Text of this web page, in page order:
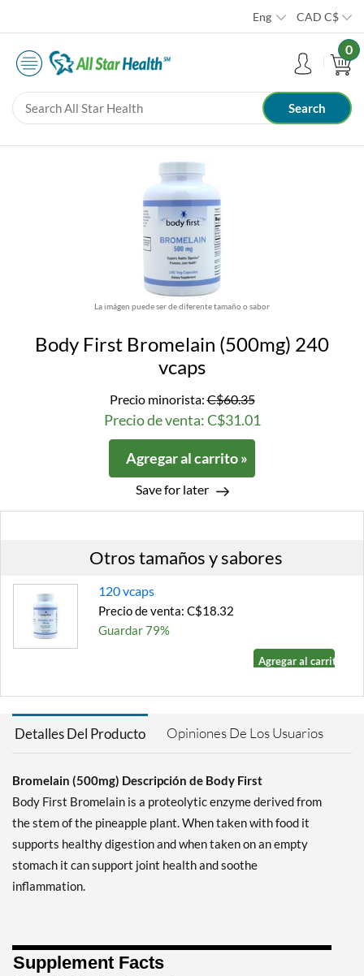
Eng CAD C$
0
La imágen puede ser de diferente tamaño o sabor
Body First Bromelain (500mg) 240
vcaps
Precio minorista:C$60.35
Precio de venta: C$31.01
Agregar al carrito »
Save for later
Otros tamaños y sabores
120 vcaps
Precio de venta: C$18.32
Guardar 79%
Agregar al carrito »
Detalles Del Producto Opiniones De Los Usuarios
Bromelain (500mg) Descripción de Body First
Body First Bromelain is a proteolytic enzyme derived from
the stem of the pineapple plant. When taken with food it
supports healthy digestion and when taken on an empty
stomach it can support joint health and soothe
inflammation.
Supplement Facts